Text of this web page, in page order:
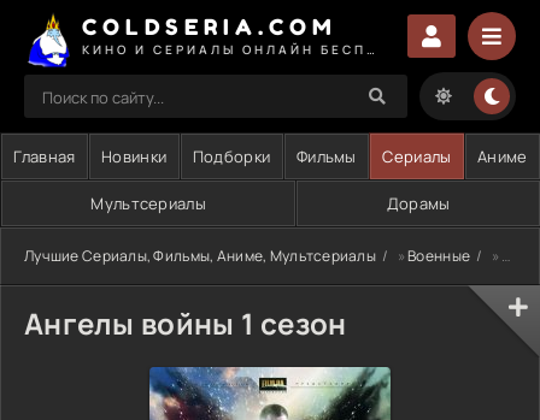
COLDSERIA.COM
Главная Новинки Подборки Фильмы Сериалы Аниме
Мультсериалы Дорамы
Лучшие Сериалы, Фильмы, Аниме, Мультсериалы »Военные » Ангелы войны 1 сезон
Ангелы войны 1 сезон